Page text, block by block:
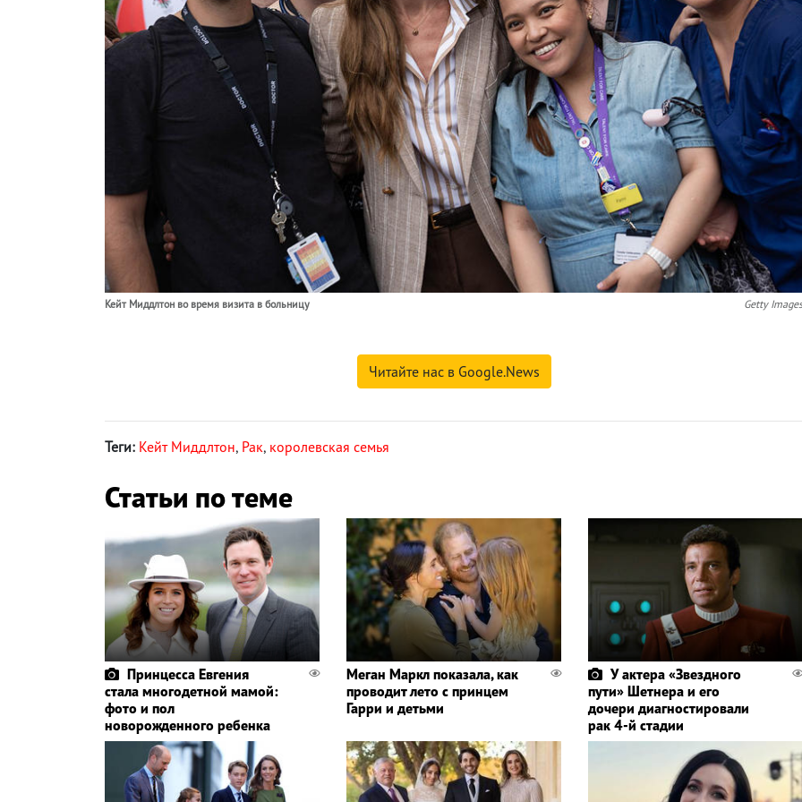
Кейт Миддлтон во время визита в больницу Getty Images
Читайте нас в Google.News
Теги: Кейт Миддлтон, Рак, королевская семья
Статьи по теме
Принцесса Евгения
стала многодетной мамой:
фото и пол
новорожденного ребенка
Меган Маркл показала, как
проводит лето с принцем
Гарри и детьми
У актера «Звездного
пути» Шетнера и его
дочери диагностировали
рак 4-й стадии